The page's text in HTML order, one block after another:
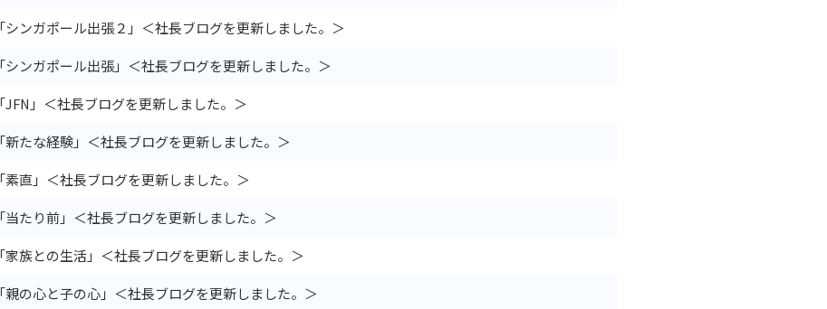
「シンガポール出張２」＜社長ブログを更新しました。＞
「シンガポール出張」＜社長ブログを更新しました。＞
「JFN」＜社長ブログを更新しました。＞
「新たな経験」＜社長ブログを更新しました。＞
「素直」＜社長ブログを更新しました。＞
「当たり前」＜社長ブログを更新しました。＞
「家族との生活」＜社長ブログを更新しました。＞
「親の心と子の心」＜社長ブログを更新しました。＞